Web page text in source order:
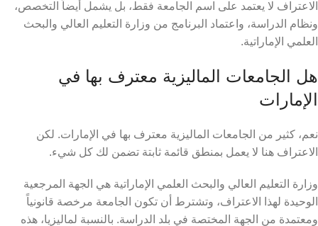
الاعتراف لا يعتمد على اسم الجامعة فقط، بل يشمل أيضاً التخصص،
ونظام الدراسة، واعتماد البرنامج من وزارة التعليم العالي والبحث
العلمي الإماراتية.
هل الجامعات الماليزية معترف بها في
الإمارات
نعم، كثير من الجامعات الماليزية معترف بها في الإمارات. لكن
الاعتراف هنا لا يعمل بمنطق قائمة ثابتة تضمن لك كل شيء.
وزارة التعليم العالي والبحث العلمي الإماراتية هي الجهة المرجعية
الوحيدة لهذا الاعتراف، وتشترط أن تكون الجامعة مرخصة قانونياً
ومعتمدة من الجهة المختصة في بلد الدراسة. بالنسبة لماليزيا، هذه